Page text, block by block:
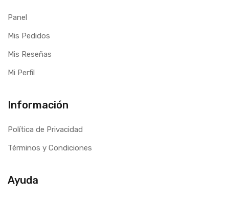
Panel
Mis Pedidos
Mis Reseñas
Mi Perfil
Información
Política de Privacidad
Términos y Condiciones
Ayuda